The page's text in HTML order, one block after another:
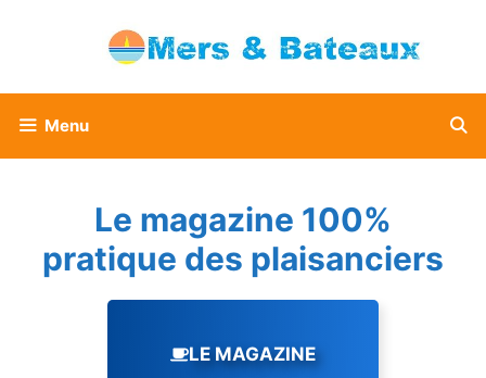
Menu
Le magazine 100%
pratique des plaisanciers
LE MAGAZINE